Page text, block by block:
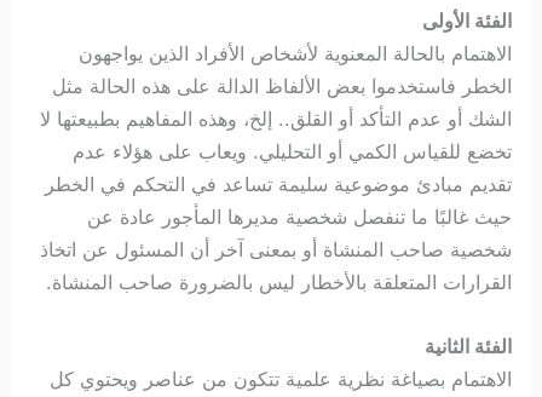
الفئة الأولى
الاهتمام بالحالة المعنوية لأشخاص الأفراد الذين يواجهون
الخطر فاستخدموا بعض الألفاظ الدالة على هذه الحالة مثل
الشك أو عدم التأكد أو القلق.. إلخ، وهذه المفاهيم بطبيعتها لا
تخضع للقياس الكمي أو التحليلي. ويعاب على هؤلاء عدم
تقديم مبادئ موضوعية سليمة تساعد في التحكم في الخطر
حيث غالبًا ما تنفصل شخصية مديرها المأجور عادة عن
شخصية صاحب المنشاة أو بمعنى آخر أن المسئول عن اتخاذ
القرارات المتعلقة بالأخطار ليس بالضرورة صاحب المنشاة.
الفئة الثانية
الاهتمام بصياغة نظرية علمية تتكون من عناصر ويحتوي كل